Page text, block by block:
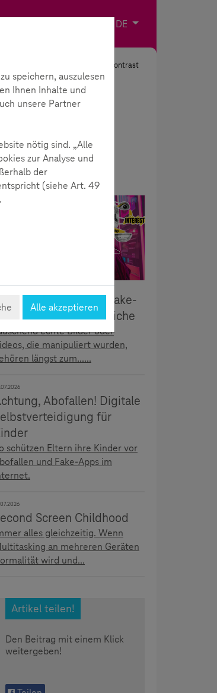
DE Sprache wählen
Kontrast
echt: Deepfake-
Erkennung für Jugendliche
echte Bilder oder
die manipuliert wurden,
längst zum......
Abofallen! Digitale
für
schützen Eltern ihre Kinder vor
und Fake-Apps im
Screen Childhood
alles gleichzeitig. Wenn
an mehreren Geräten
wird und...
Artikel teilen!
Den Beitrag mit einem Klick
weitergeben!
speichern, auszulesen
Ihnen Inhalte und
unsere Partner
nötig sind. „Alle
zur Analyse und
der
(siehe Art. 49
Alle akzeptieren